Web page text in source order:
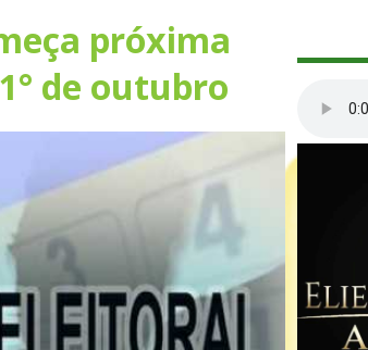
próxima
de outubro